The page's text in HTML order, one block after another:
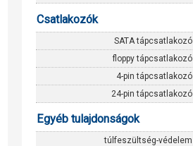
Csatlakozók
SATA tápcsatlakozó
floppy tápcsatlakozó
4-pin tápcsatlakozó
24-pin tápcsatlakozó
Egyéb tulajdonságok
túlfeszültség-védelem